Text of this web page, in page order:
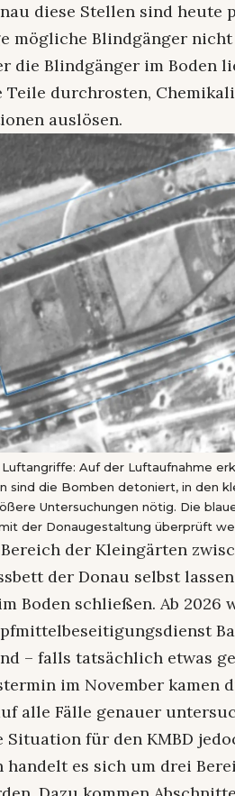
diese Stellen sind heute
mögliche Blindgänger
die Blindgänger im Boden
Teile durchrosten,
auslösen.
Auf der Luftaufnahme
sind die Bomben detoniert, in den
Untersuchungen nötig. Die
der Donaugestaltung überprüft
der Kleingärten
der Donau selbst
Boden schließen. Ab 2026
– falls tatsächlich etwas
im November kamen
alle Fälle genauer
für den KMBD
handelt es sich um drei